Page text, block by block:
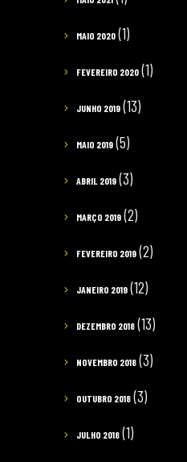
MAIO 2020 (1)
FEVEREIRO 2020 (1)
JUNHO 2019 (13)
MAIO 2019 (5)
ABRIL 2019 (3)
MARÇO 2019 (2)
FEVEREIRO 2019 (2)
JANEIRO 2019 (12)
DEZEMBRO 2018 (13)
NOVEMBRO 2018 (3)
OUTUBRO 2018 (3)
JULHO 2018 (1)